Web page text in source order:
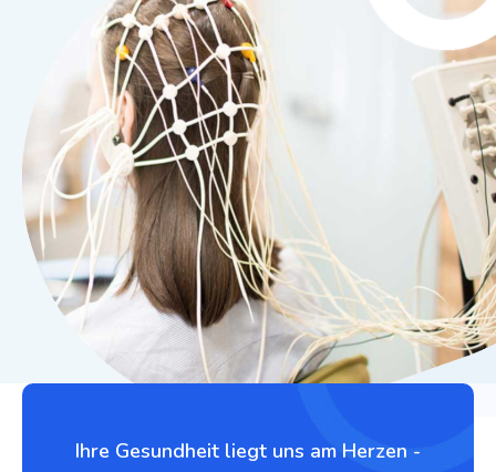
Ihre Gesundheit liegt uns am Herzen -